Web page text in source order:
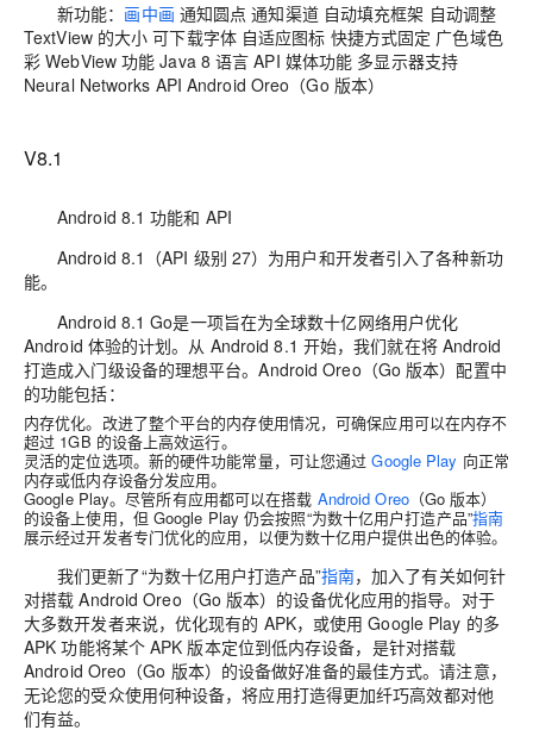
新功能： 画中画 通知圆点 通知渠道 自动填充框架 自动调整
TextView 的大小 可下载字体 自适应图标 快捷方式固定 广色域色
彩 WebView 功能 Java 8 语言 API 媒体功能 多显示器支持
Neural Networks API Android Oreo（Go 版本）
V8.1
Android 8.1 功能和 API
Android 8.1（API 级别 27）为用户和开发者引入了各种新功
能。
Android 8.1 Go是一项旨在为全球数十亿网络用户优化
Android 体验的计划。从 Android 8.1 开始，我们就在将 Android
打造成入门级设备的理想平台。Android Oreo（Go 版本）配置中
的功能包括：
内存优化。 改进了整个平台的内存使用情况，可确保应用可以在内存不
超过 1GB 的设备上高效运行。
灵活的定位选项。 新的硬件功能常量，可让您通过Google Play 向正常
内存或低内存设备分发应用。
Google Play。尽管所有应用都可以在搭载 Android Oreo（Go 版本）
的设备上使用，但 Google Play 仍会按照“为数十亿用户打造产品”指南
展示经过开发者专门优化的应用，以便为数十亿用户提供出色的体验。
我们更新了“为数十亿用户打造产品”指南，加入了有关如何针
对搭载 Android Oreo（Go 版本）的设备优化应用的指导。对于
大多数开发者来说，优化现有的 APK，或使用 Google Play 的多
APK 功能将某个 APK 版本定位到低内存设备，是针对搭载
Android Oreo（Go 版本）的设备做好准备的最佳方式。请注意，
无论您的受众使用何种设备，将应用打造得更加纤巧高效都对他
们有益。